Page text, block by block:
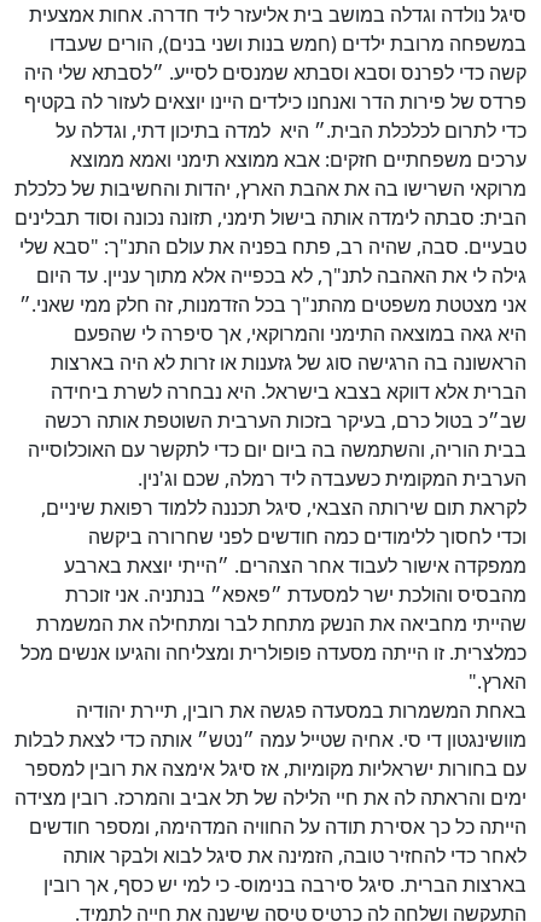
סיגל נולדה וגדלה במושב בית אליעזר ליד חדרה. אחות אמצעית
במשפחה מרובת ילדים (חמש בנות ושני בנים), הורים שעבדו
קשה כדי לפרנס וסבא וסבתא שמנסים לסייע. ״לסבתא שלי היה
פרדס של פירות הדר ואנחנו כילדים היינו יוצאים לעזור לה בקטיף
כדי לתרום לכלכלת הבית.״ היא למדה בתיכון דתי, וגדלה על
ערכים משפחתיים חזקים: אבא ממוצא תימני ואמא ממוצא
מרוקאי השרישו בה את אהבת הארץ, יהדות והחשיבות של כלכלת
הבית: סבתה לימדה אותה בישול תימני, תזונה נכונה וסוד תבלינים
טבעיים. סבה, שהיה רב, פתח בפניה את עולם התנ"ך: "סבא שלי
גילה לי את האהבה לתנ"ך, לא בכפייה אלא מתוך עניין. עד היום
אני מצטטת משפטים מהתנ"ך בכל הזדמנות, זה חלק ממי שאני.״
היא גאה במוצאה התימני והמרוקאי, אך סיפרה לי שהפעם
הראשונה בה הרגישה סוג של גזענות או זרות לא היה בארצות
הברית אלא דווקא בצבא בישראל. היא נבחרה לשרת ביחידה
שב״כ בטול כרם, בעיקר בזכות הערבית השוטפת אותה רכשה
בבית הוריה, והשתמשה בה ביום יום כדי לתקשר עם האוכלוסייה
הערבית המקומית כשעבדה ליד רמלה, שכם וג'נין.
לקראת תום שירותה הצבאי, סיגל תכננה ללמוד רפואת שיניים,
וכדי לחסוך ללימודים כמה חודשים לפני שחרורה ביקשה
ממפקדה אישור לעבוד אחר הצהרים. ״הייתי יוצאת בארבע
מהבסיס והולכת ישר למסעדת ״פאפא״ בנתניה. אני זוכרת
שהייתי מחביאה את הנשק מתחת לבר ומתחילה את המשמרת
כמלצרית. זו הייתה מסעדה פופולרית ומצליחה והגיעו אנשים מכל
הארץ."
באחת המשמרות במסעדה פגשה את רובין, תיירת יהודיה
מוושינגטון די סי. אחיה שטייל עמה ״נטש״ אותה כדי לצאת לבלות
עם בחורות ישראליות מקומיות, אז סיגל אימצה את רובין למספר
ימים והראתה לה את חיי הלילה של תל אביב והמרכז. רובין מצידה
הייתה כל כך אסירת תודה על החוויה המדהימה, ומספר חודשים
לאחר כדי להחזיר טובה, הזמינה את סיגל לבוא ולבקר אותה
בארצות הברית. סיגל סירבה בנימוס- כי למי יש כסף, אך רובין
התעקשה ושלחה לה כרטיס טיסה שישנה את חייה לתמיד.